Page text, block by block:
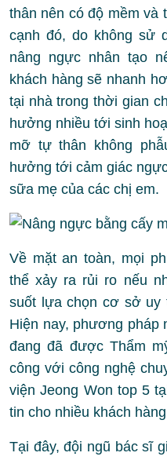
thân nên có độ mềm và
cạnh đó, do không sử
nâng ngực nhân tạo
khách hàng sẽ nhanh
tại nhà trong thời gian
hưởng nhiều tới sinh
mỡ tự thân không
hưởng tới cảm giác
sữa mẹ của các chị em.
Về mặt an toàn, mọi
thể xảy ra rủi ro nếu
suốt lựa chọn cơ sở uy
Hiện nay, phương pháp
đang đã được Thẩm
công với công nghệ
viện Jeong Won top 5
tin cho nhiều khách
Tại đây, đội ngũ bác sĩ